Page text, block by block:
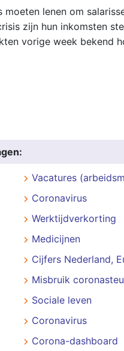
moeten lenen om
zijn hun inkomsten
vorige week bekend
Vacatures
Coronavirus
Werktijdverkorting
Medicijnen
Cijfers Nederland,
Misbruik
Sociale leven
Coronavirus
Corona-dashboard